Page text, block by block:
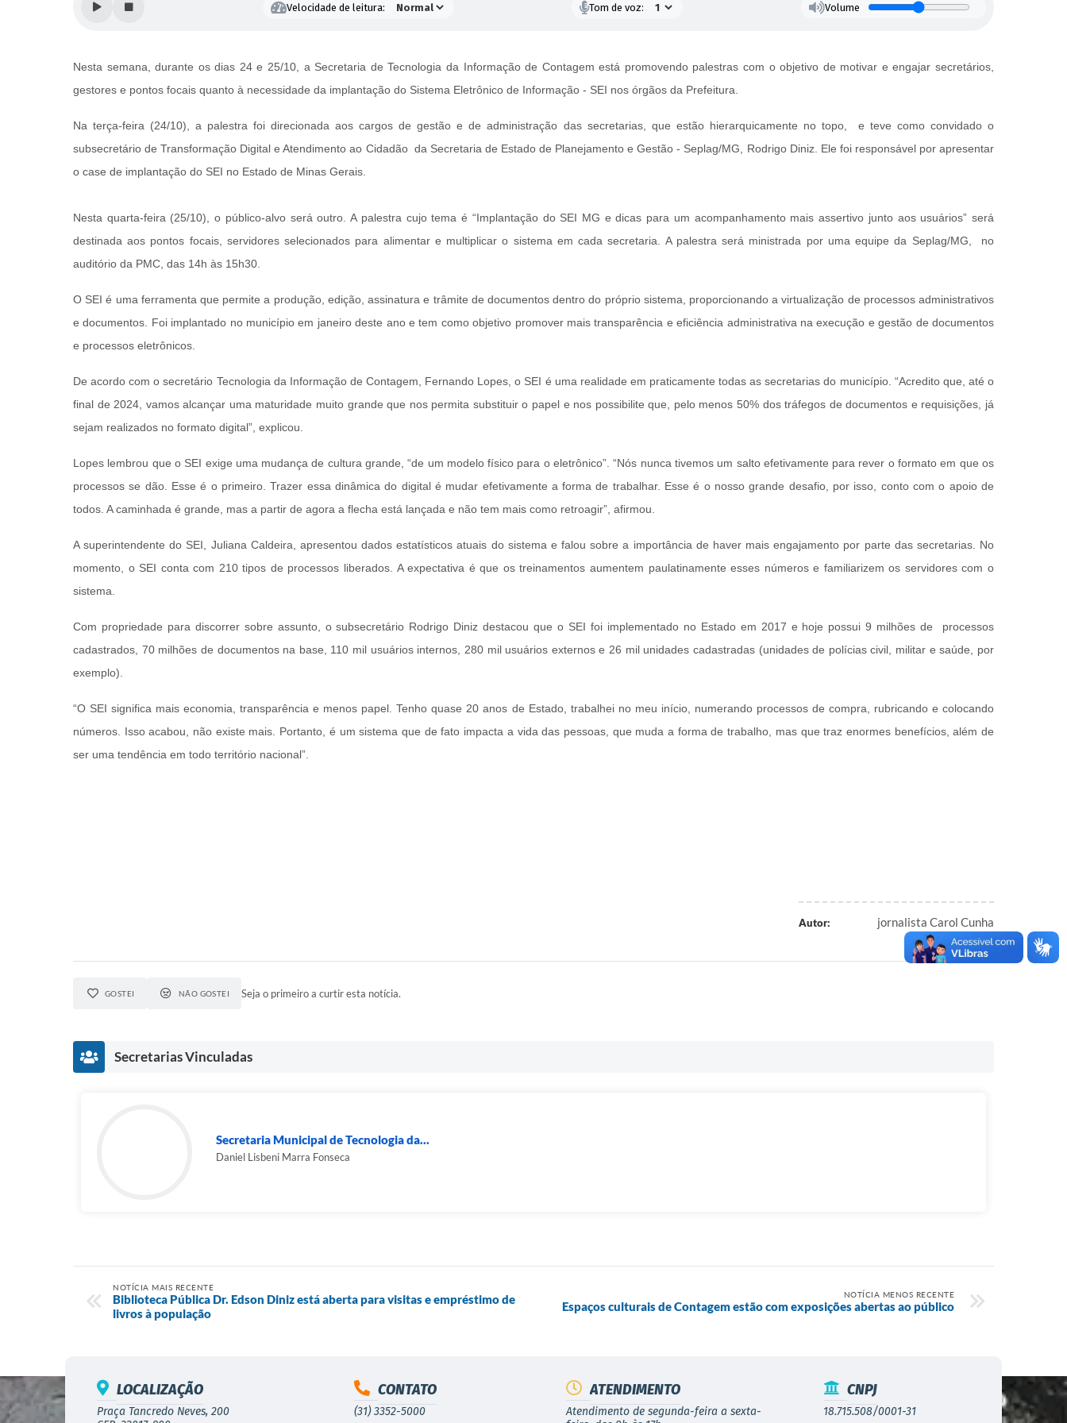
Velocidade de leitura: Tom de voz: Volume
Nesta semana, durante os dias 24 e 25/10, a Secretaria de Tecnologia da Informação de Contagem está promovendo palestras com o objetivo de motivar e engajar secretários,
gestores e pontos focais quanto à necessidade da implantação do Sistema Eletrônico de Informação - SEI nos órgãos da Prefeitura.
Na terça-feira (24/10), a palestra foi direcionada aos cargos de gestão e de administração das secretarias, que estão hierarquicamente no topo, e teve como convidado o
subsecretário de Transformação Digital e Atendimento ao Cidadão da Secretaria de Estado de Planejamento e Gestão - Seplag/MG, Rodrigo Diniz. Ele foi responsável por apresentar
o case de implantação do SEI no Estado de Minas Gerais.
Nesta quarta-feira (25/10), o público-alvo será outro. A palestra cujo tema é “Implantação do SEI MG e dicas para um acompanhamento mais assertivo junto aos usuários” será
destinada aos pontos focais, servidores selecionados para alimentar e multiplicar o sistema em cada secretaria. A palestra será ministrada por uma equipe da Seplag/MG, no
auditório da PMC, das 14h às 15h30.
O SEI é uma ferramenta que permite a produção, edição, assinatura e trâmite de documentos dentro do próprio sistema, proporcionando a virtualização de processos administrativos
e documentos. Foi implantado no município em janeiro deste ano e tem como objetivo promover mais transparência e eficiência administrativa na execução e gestão de documentos
e processos eletrônicos.
De acordo com o secretário Tecnologia da Informação de Contagem, Fernando Lopes, o SEI é uma realidade em praticamente todas as secretarias do município. “Acredito que, até o
final de 2024, vamos alcançar uma maturidade muito grande que nos permita substituir o papel e nos possibilite que, pelo menos 50% dos tráfegos de documentos e requisições, já
sejam realizados no formato digital”, explicou.
Lopes lembrou que o SEI exige uma mudança de cultura grande, “de um modelo físico para o eletrônico”. “Nós nunca tivemos um salto efetivamente para rever o formato em que os
processos se dão. Esse é o primeiro. Trazer essa dinâmica do digital é mudar efetivamente a forma de trabalhar. Esse é o nosso grande desafio, por isso, conto com o apoio de
todos. A caminhada é grande, mas a partir de agora a flecha está lançada e não tem mais como retroagir”, afirmou.
A superintendente do SEI, Juliana Caldeira, apresentou dados estatísticos atuais do sistema e falou sobre a importância de haver mais engajamento por parte das secretarias. No
momento, o SEI conta com 210 tipos de processos liberados. A expectativa é que os treinamentos aumentem paulatinamente esses números e familiarizem os servidores com o
sistema.
Com propriedade para discorrer sobre assunto, o subsecretário Rodrigo Diniz destacou que o SEI foi implementado no Estado em 2017 e hoje possui 9 milhões de processos
cadastrados, 70 milhões de documentos na base, 110 mil usuários internos, 280 mil usuários externos e 26 mil unidades cadastradas (unidades de polícias civil, militar e saúde, por
exemplo).
“O SEI significa mais economia, transparência e menos papel. Tenho quase 20 anos de Estado, trabalhei no meu início, numerando processos de compra, rubricando e colocando
números. Isso acabou, não existe mais. Portanto, é um sistema que de fato impacta a vida das pessoas, que muda a forma de trabalho, mas que traz enormes benefícios, além de
ser uma tendência em todo território nacional”.
Autor: jornalista Carol Cunha
GOSTEI NÃO GOSTEI Seja o primeiro a curtir esta notícia.
Secretarias Vinculadas
Secretaria Municipal de Tecnologia da...
Daniel Lisbeni Marra Fonseca
NOTÍCIA MAIS RECENTE
Biblioteca Pública Dr. Edson Diniz está aberta para visitas e empréstimo de
livros à população
NOTÍCIA MENOS RECENTE
Espaços culturais de Contagem estão com exposições abertas ao público
LOCALIZAÇÃO
Praça Tancredo Neves, 200
CONTATO
(31) 3352-5000
ATENDIMENTO
Atendimento de segunda-feira a sexta-
CNPJ
18.715.508/0001-31